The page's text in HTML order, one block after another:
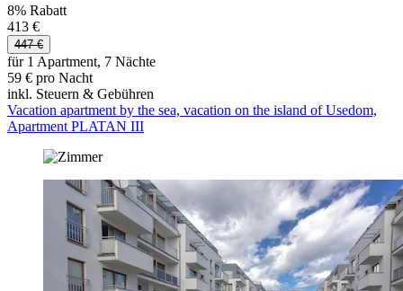
8% Rabatt
413 €
447 €
für 1 Apartment, 7 Nächte
59 € pro Nacht
inkl. Steuern & Gebühren
Vacation apartment by the sea, vacation on the island of Usedom,
Apartment PLATAN III